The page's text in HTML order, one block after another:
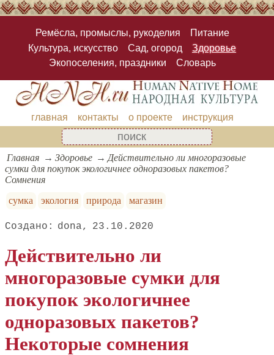
Ремёсла, промыслы, рукоделия
Питание
Культура, искусство
Сад, огород
Здоровье
Экопоселения, праздники
Словарь
главная контакты о проекте инструкция
Главная Здоровье
Действительно ли многоразовые
сумки для покупок экологичнее одноразовых пакетов?
Сомнения
сумка
экология природа магазин
dona 23.10.2020
Действительно ли
многоразовые сумки для
покупок экологичнее
одноразовых пакетов?
Некоторые сомнения